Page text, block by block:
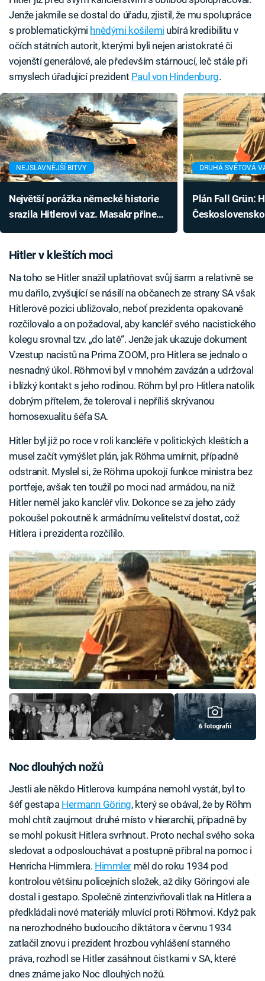
Jenže jakmile se dostal do úřadu, zjistil, že mu spolupráce
s problematickými hnědými košilemi ubírá kredibilitu v
očích státních autorit, kterými byli nejen aristokraté či
vojenští generálové, ale především stárnoucí, leč stále při
smyslech úřadující prezident Paul von Hindenburg.
NEJSLAVNĚJŠÍ BITVY
Největší porážka německé historie
srazila Hitlerovi vaz. Masakr přinesl
DRUHÁ SVĚTOVÁ
Plán Fall Grün:
Hitler v kleštích moci
Na toho se Hitler snažil uplatňovat svůj šarm a relativně se
mu dařilo, zvyšující se násilí na občanech ze strany SA však
Hitlerově pozici ubližovalo, neboť prezidenta opakovaně
rozčilovalo a on požadoval, aby kancléř svého nacistického
kolegu srovnal tzv. „do latě“. Jenže jak ukazuje dokument
Vzestup nacistů na Prima ZOOM, pro Hitlera se jednalo o
nesnadný úkol. Röhmovi byl v mnohém zavázán a udržoval
i blízký kontakt s jeho rodinou. Röhm byl pro Hitlera natolik
dobrým přítelem, že toleroval i nepříliš skrývanou
homosexualitu šéfa SA.
Hitler byl již po roce v roli kancléře v politických kleštích a
musel začít vymýšlet plán, jak Röhma umírnit, případně
odstranit. Myslel si, že Röhma upokojí funkce ministra bez
portfeje, avšak ten toužil po moci nad armádou, na niž
Hitler neměl jako kancléř vliv. Dokonce se za jeho zády
pokoušel pokoutně k armádnímu velitelství dostat, což
Hitlera i prezidenta rozčílilo.
6 fotografií
Noc dlouhých nožů
Jestli ale někdo Hitlerova kumpána nemohl vystát, byl to
šéf gestapa Hermann Göring, který se obával, že by Röhm
mohl chtít zaujmout druhé místo v hierarchii, případně by
se mohl pokusit Hitlera svrhnout. Proto nechal svého soka
sledovat a odposlouchávat a postupně přibral na pomoc i
Henricha Himmlera. Himmler měl do roku 1934 pod
kontrolou většinu policejních složek, až díky Göringovi ale
dostal i gestapo. Společně zintenzivňovali tlak na Hitlera a
předkládali nové materiály mluvící proti Röhmovi. Když pak
na nerozhodného budoucího diktátora v červnu 1934
zatlačil znovu i prezident hrozbou vyhlášení stanného
práva, rozhodl se Hitler zasáhnout čistkami v SA, které
dnes známe jako Noc dlouhých nožů.